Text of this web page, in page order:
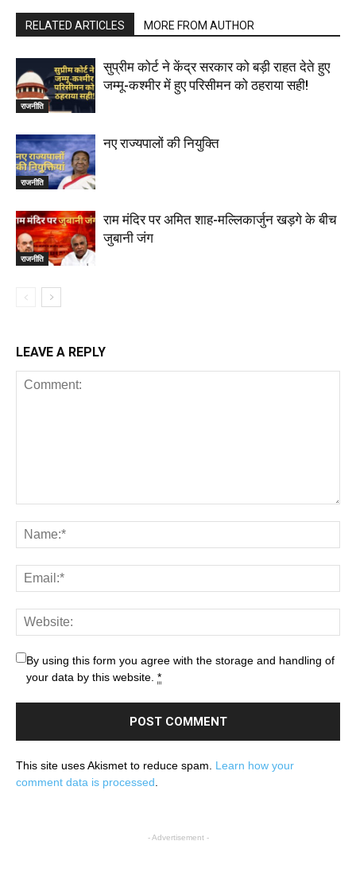
RELATED ARTICLES MORE FROM AUTHOR
राजनीति
सुप्रीम कोर्ट ने केंद्र सरकार को बड़ी राहत देते हुए
जम्मू-कश्मीर में हुए परिसीमन को ठहराया सही!
राजनीति
नए राज्यपालों की नियुक्ति
राजनीति
राम मंदिर पर अमित शाह-मल्लिकार्जुन खड़गे के बीच
जुबानी जंग
LEAVE A REPLY
By using this form you agree with the storage and handling of
your data by this website. *
This site uses Akismet to reduce spam. Learn how your
comment data is processed
- Advertisement -